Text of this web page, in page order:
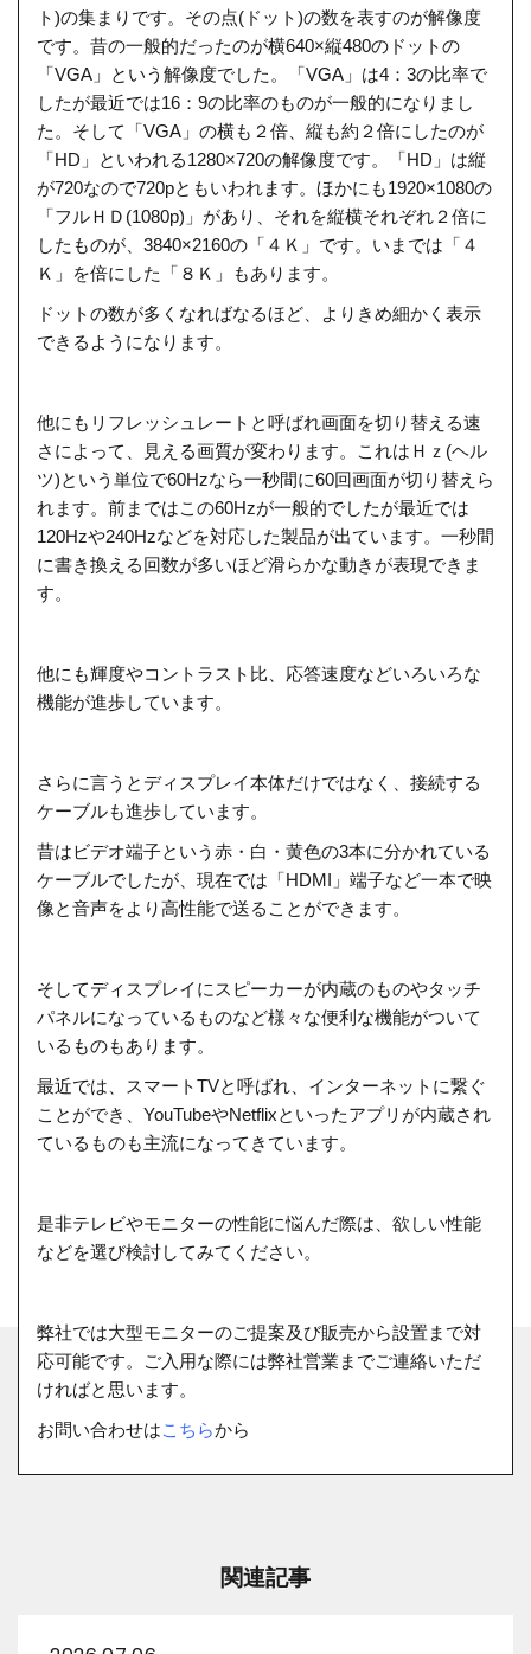
ト)の集まりです。その点(ドット)の数を表すのが解像度
です。昔の一般的だったのが横640×縦480のドットの
「VGA」という解像度でした。「VGA」は4：3の比率で
したが最近では16：9の比率のものが一般的になりまし
た。そして「VGA」の横も２倍、縦も約２倍にしたのが
「HD」といわれる1280×720の解像度です。「HD」は縦
が720なので720pともいわれます。ほかにも1920×1080の
「フルＨＤ(1080p)」があり、それを縦横それぞれ２倍に
したものが、3840×2160の「４Ｋ」です。いまでは「４
Ｋ」を倍にした「８Ｋ」もあります。
ドットの数が多くなればなるほど、よりきめ細かく表示
できるようになります。
他にもリフレッシュレートと呼ばれ画面を切り替える速
さによって、見える画質が変わります。これはＨｚ(ヘル
ツ)という単位で60Hzなら一秒間に60回画面が切り替えら
れます。前まではこの60Hzが一般的でしたが最近では
120Hzや240Hzなどを対応した製品が出ています。一秒間
に書き換える回数が多いほど滑らかな動きが表現できま
す。
他にも輝度やコントラスト比、応答速度などいろいろな
機能が進歩しています。
さらに言うとディスプレイ本体だけではなく、接続する
ケーブルも進歩しています。
昔はビデオ端子という赤・白・黄色の3本に分かれている
ケーブルでしたが、現在では「HDMI」端子など一本で映
像と音声をより高性能で送ることができます。
そしてディスプレイにスピーカーが内蔵のものやタッチ
パネルになっているものなど様々な便利な機能がついて
いるものもあります。
最近では、スマートTVと呼ばれ、インターネットに繋ぐ
ことができ、YouTubeやNetflixといったアプリが内蔵され
ているものも主流になってきています。
是非テレビやモニターの性能に悩んだ際は、欲しい性能
などを選び検討してみてください。
弊社では大型モニターのご提案及び販売から設置まで対
応可能です。ご入用な際には弊社営業までご連絡いただ
ければと思います。
お問い合わせはこちらから
関連記事